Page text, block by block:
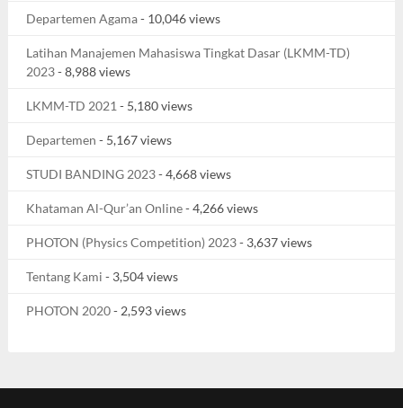
Departemen Agama- 10,046 views
Latihan Manajemen Mahasiswa Tingkat Dasar (LKMM-TD)
2023- 8,988 views
LKMM-TD 2021 - 5,180 views
Departemen - 5,167 views
STUDI BANDING 2023- 4,668 views
Khataman Al-Qur’an Online- 4,266 views
PHOTON (Physics Competition) 2023- 3,637 views
Tentang Kami - 3,504 views
PHOTON 2020- 2,593 views